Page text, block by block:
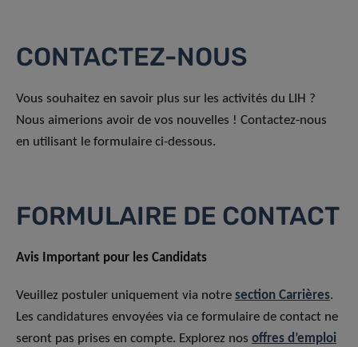
CONTACTEZ-NOUS
Vous souhaitez en savoir plus sur les activités du LIH ?
Nous aimerions avoir de vos nouvelles ! Contactez-nous
en utilisant le formulaire ci-dessous.
FORMULAIRE DE CONTACT
Avis Important pour les Candidats
Veuillez postuler uniquement via notre section Carrières.
Les candidatures envoyées via ce formulaire de contact ne
seront pas prises en compte. Explorez nos offres d’emploi